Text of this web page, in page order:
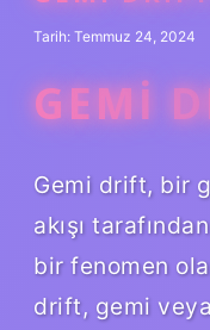
Tarih: Temmuz 24, 2024
GEMI
Gemi drift, bir
akışı
bir fenomen
drift, gemi